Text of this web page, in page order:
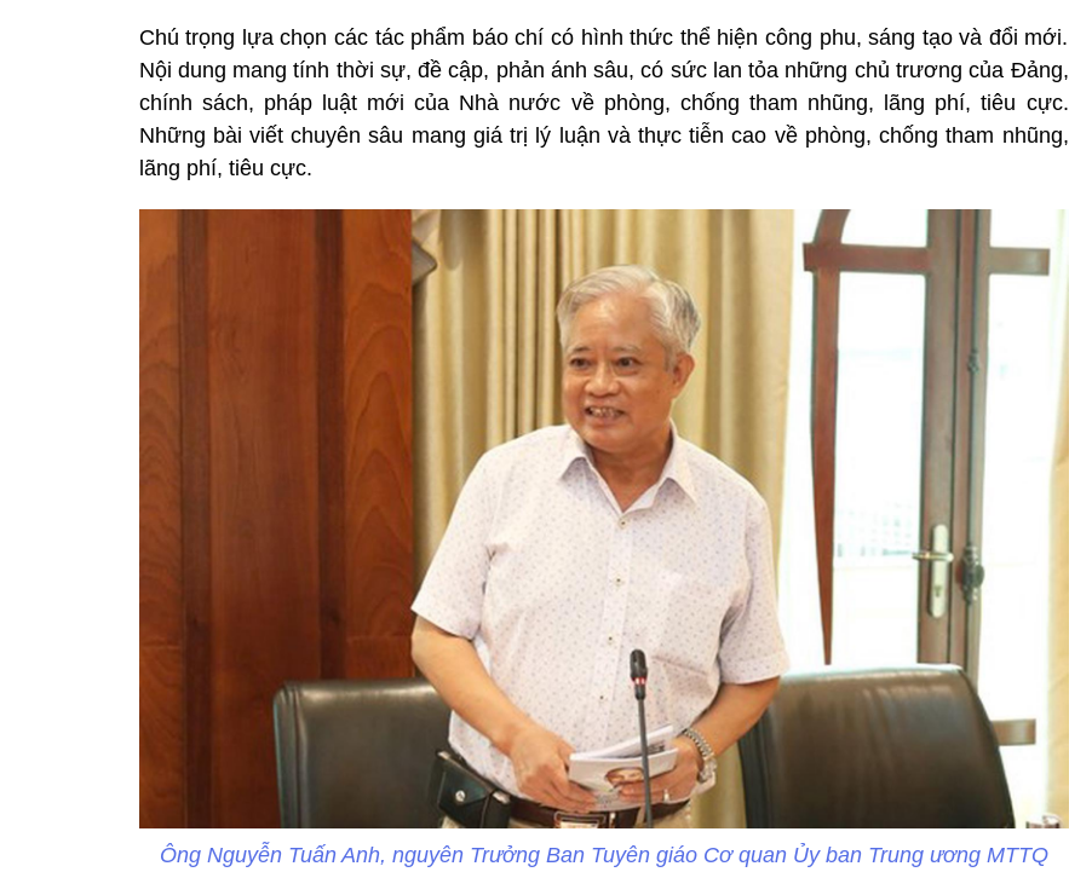
Chú trọng lựa chọn các tác phẩm báo chí có hình thức thể hiện công phu, sáng tạo và đổi mới.
Nội dung mang tính thời sự, đề cập, phản ánh sâu, có sức lan tỏa những chủ trương của Đảng,
chính sách, pháp luật mới của Nhà nước về phòng, chống tham nhũng, lãng phí, tiêu cực.
Những bài viết chuyên sâu mang giá trị lý luận và thực tiễn cao về phòng, chống tham nhũng,
lãng phí, tiêu cực.
Ông Nguyễn Tuấn Anh, nguyên Trưởng Ban Tuyên giáo Cơ quan Ủy ban Trung ương MTTQ